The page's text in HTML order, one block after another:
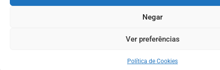
Negar
Ver preferências
Política de Cookies